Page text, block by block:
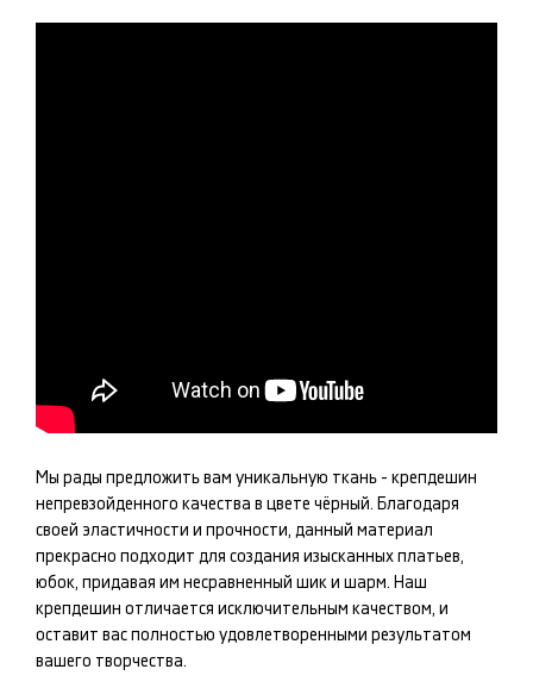
Мы рады предложить вам уникальную ткань - крепдешин
непревзойденного качества в цвете чёрный. Благодаря
своей эластичности и прочности, данный материал
прекрасно подходит для создания изысканных платьев,
юбок, придавая им несравненный шик и шарм. Наш
крепдешин отличается исключительным качеством, и
оставит вас полностью удовлетворенными результатом
вашего творчества.